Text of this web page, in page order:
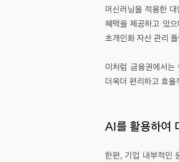
머신러닝을 적용한
혜택을 제공하고 있
초개인화 자산 관리
이처럼 금융권에서는
더욱더 편리하고 효
AI를 활용하여
한편, 기업 내부적인